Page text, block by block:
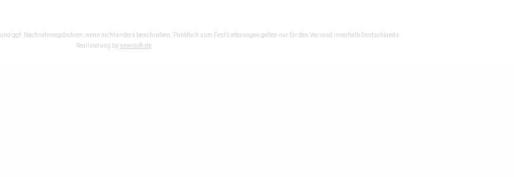
und ggf. Nachnahmegebühren, wenn nicht anders beschrieben. Pünktlich zum Fest Lieferungen gelten nur für den Versand innerhalb Deutschlands.
Realisierung by sewisoft.de